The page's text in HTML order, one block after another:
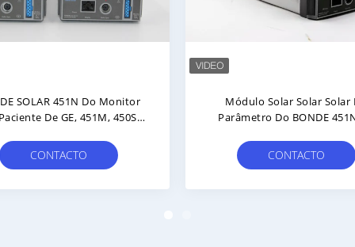
De Fonte De Alimentação
Da Referência 865122 De
Tipo Do Monitor Paciente
CONTACTO
O Hospital Faz À
Módulo M51A-30-
BeneView T5 T6 T8
80900, M51A-30-
CONTACTO